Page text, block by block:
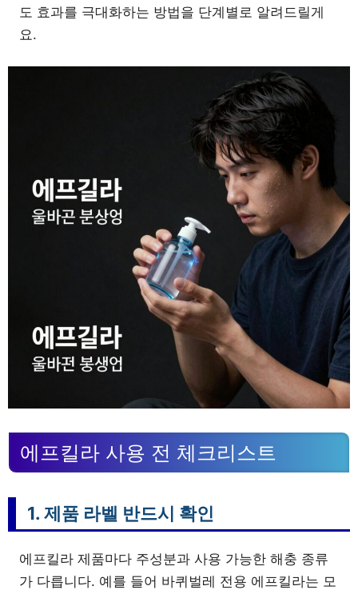
도 효과를 극대화하는 방법을 단계별로 알려드릴게
요.
에프킬라 사용 전 체크리스트
1. 제품 라벨 반드시 확인
에프킬라 제품마다 주성분과 사용 가능한 해충 종류
가 다릅니다. 예를 들어 바퀴벌레 전용 에프킬라는 모